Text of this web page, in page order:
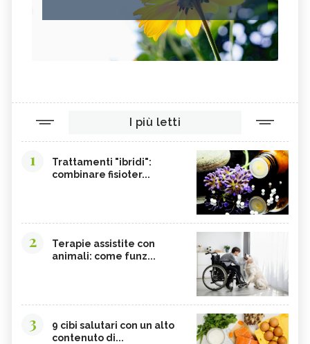
I più letti
1
Trattamenti "ibridi":
combinare fisioter...
2
Terapie assistite con
animali: come funz...
3
9 cibi salutari con un alto
contenuto di...